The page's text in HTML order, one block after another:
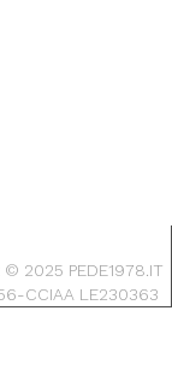
2025 PEDE1978.IT
CCIAA LE230363